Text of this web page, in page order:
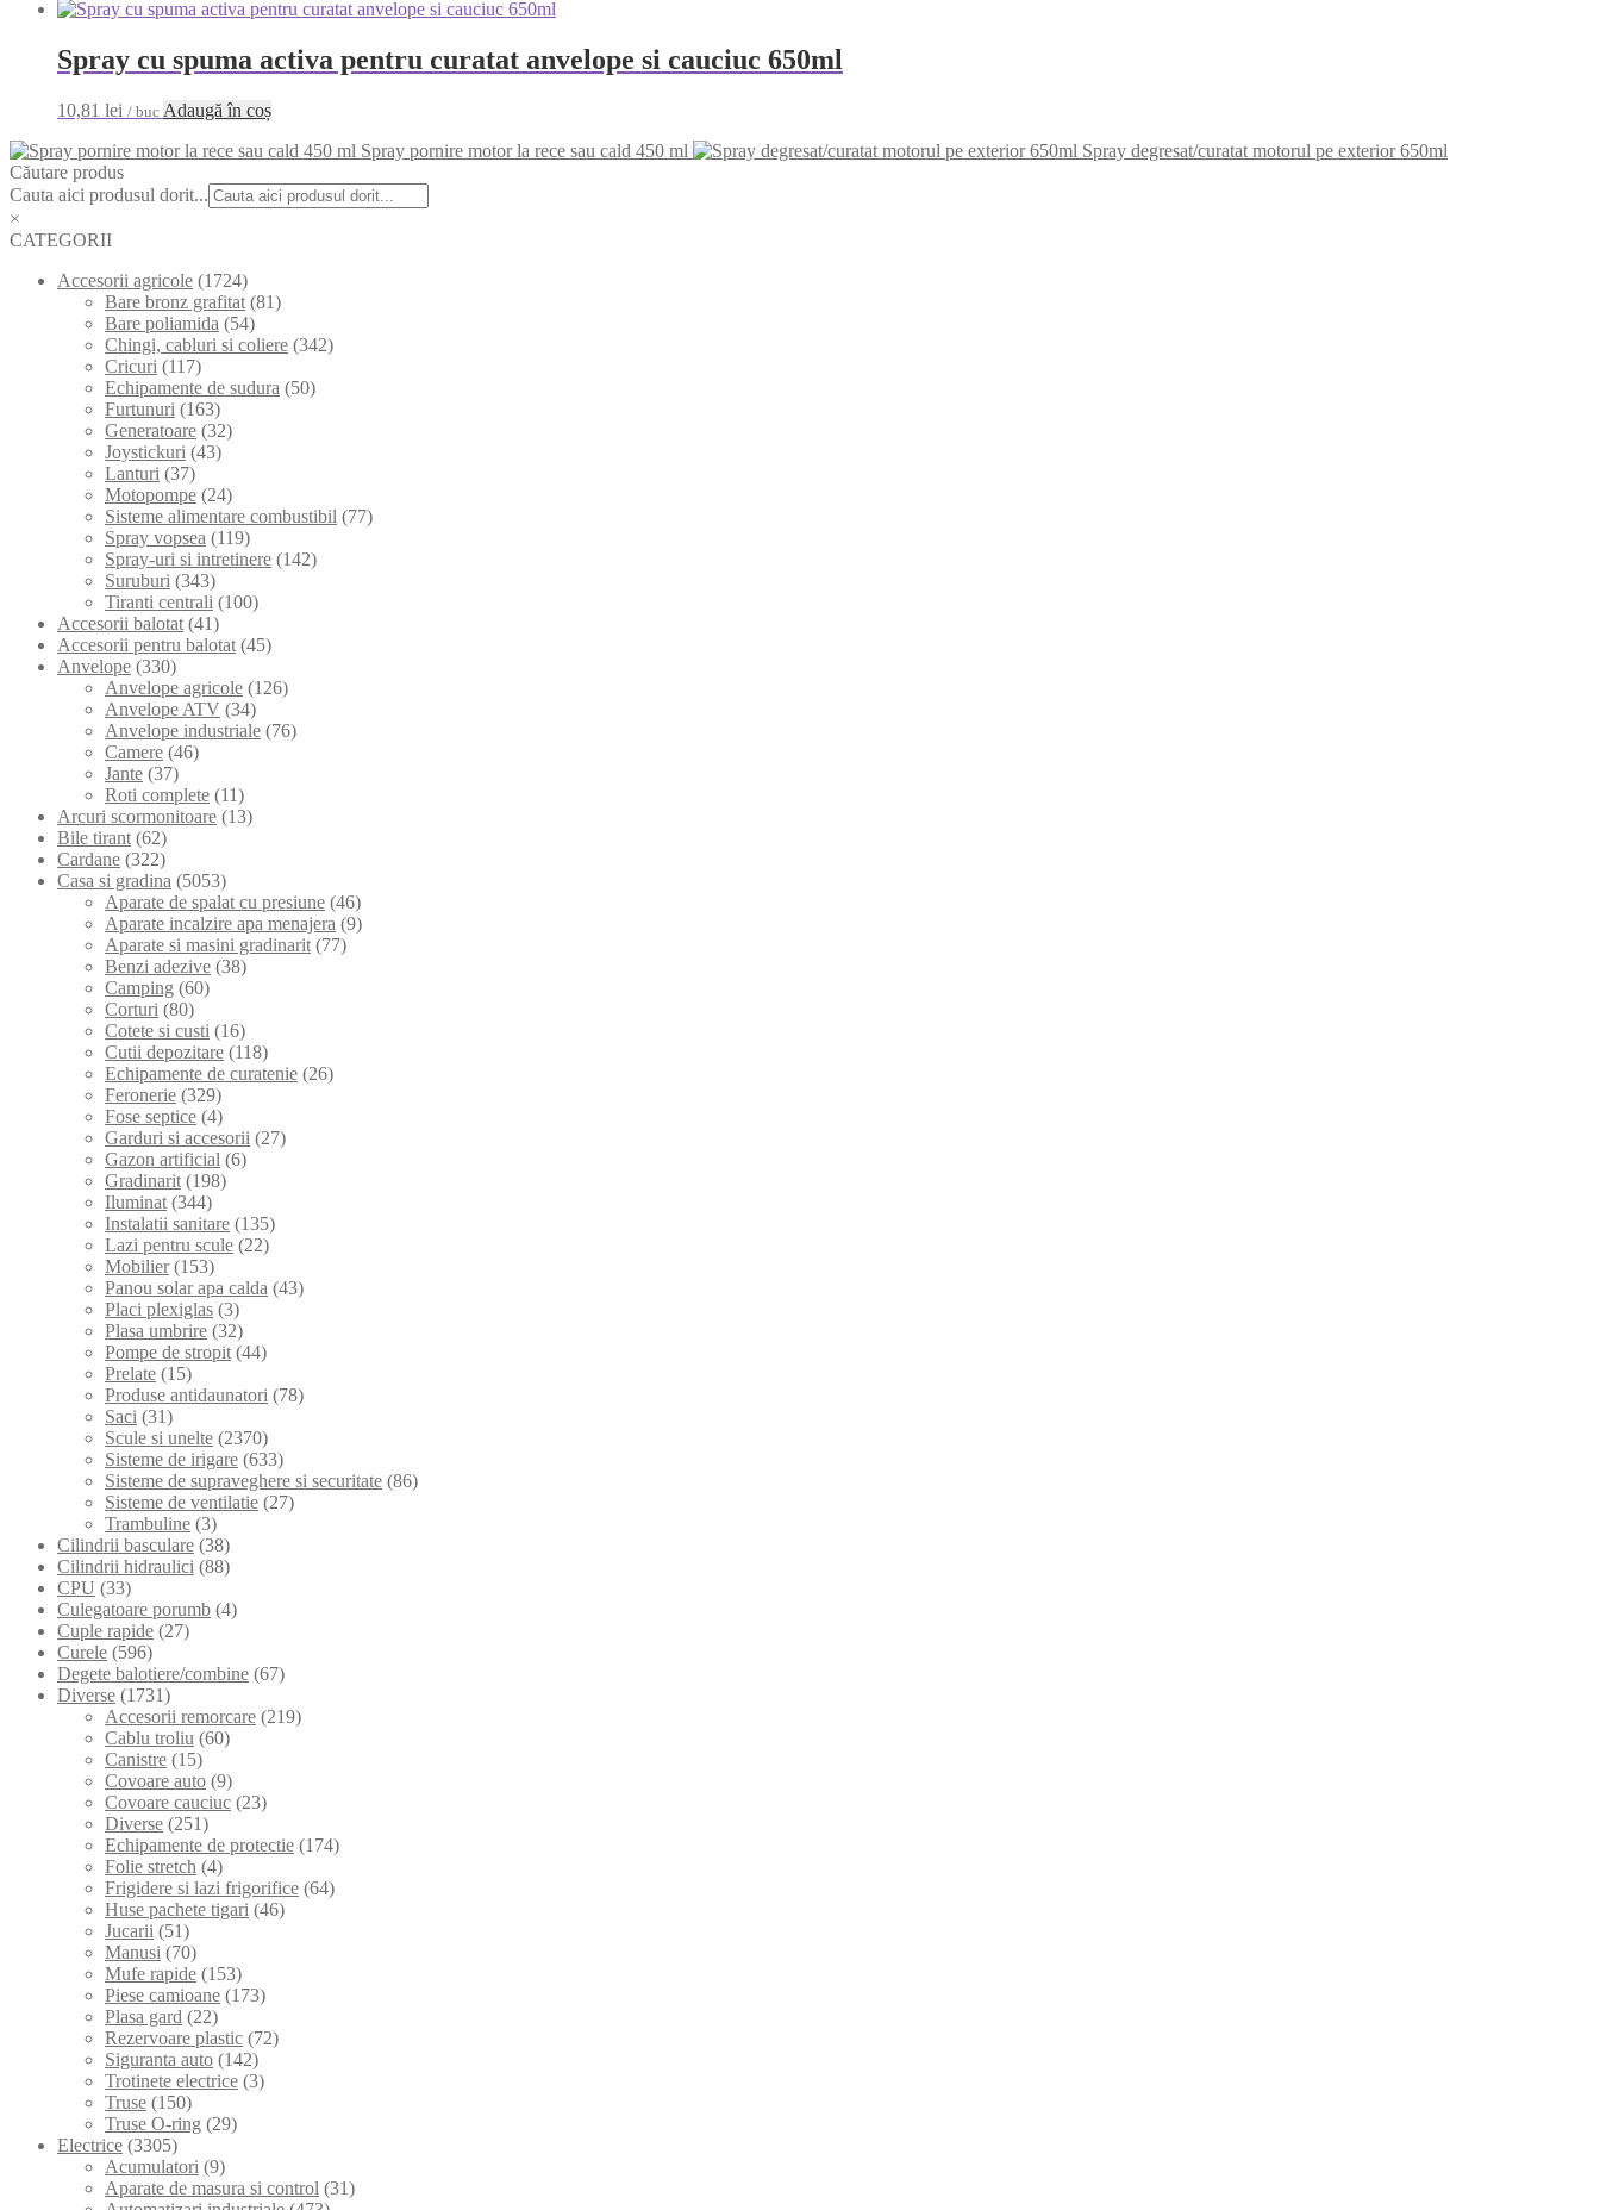
Spray cu spuma activa pentru curatat anvelope si cauciuc 650ml
10,81 lei / buc Adaugă în coș
Spray pornire motor la rece sau cald 450 ml
Spray degresat/curatat motorul pe exterior 650ml
Căutare produs
Cauta aici produsul dorit...
×
CATEGORII
Accesorii agricole (1724)
Bare bronz grafitat (81)
Bare poliamida (54)
Chingi, cabluri si coliere (342)
Cricuri (117)
Echipamente de sudura (50)
Furtunuri (163)
Generatoare (32)
Joystickuri (43)
Lanturi (37)
Motopompe (24)
Sisteme alimentare combustibil (77)
Spray vopsea (119)
Spray-uri si intretinere (142)
Suruburi (343)
Tiranti centrali (100)
Accesorii balotat (41)
Accesorii pentru balotat (45)
Anvelope (330)
Anvelope agricole (126)
Anvelope ATV (34)
Anvelope industriale (76)
Camere (46)
Jante (37)
Roti complete (11)
Arcuri scormonitoare (13)
Bile tirant (62)
Cardane (322)
Casa si gradina (5053)
Aparate de spalat cu presiune (46)
Aparate incalzire apa menajera (9)
Aparate si masini gradinarit (77)
Benzi adezive (38)
Camping (60)
Corturi (80)
Cotete si custi (16)
Cutii depozitare (118)
Echipamente de curatenie (26)
Feronerie (329)
Fose septice (4)
Garduri si accesorii (27)
Gazon artificial (6)
Gradinarit (198)
Iluminat (344)
Instalatii sanitare (135)
Lazi pentru scule (22)
Mobilier (153)
Panou solar apa calda (43)
Placi plexiglas (3)
Plasa umbrire (32)
Pompe de stropit (44)
Prelate (15)
Produse antidaunatori (78)
Saci (31)
Scule si unelte (2370)
Sisteme de irigare (633)
Sisteme de supraveghere si securitate (86)
Sisteme de ventilatie (27)
Trambuline (3)
Cilindrii basculare (38)
Cilindrii hidraulici (88)
CPU (33)
Culegatoare porumb (4)
Cuple rapide (27)
Curele (596)
Degete balotiere/combine (67)
Diverse (1731)
Accesorii remorcare (219)
Cablu troliu (60)
Canistre (15)
Covoare auto (9)
Covoare cauciuc (23)
Diverse (251)
Echipamente de protectie (174)
Folie stretch (4)
Frigidere si lazi frigorifice (64)
Huse pachete tigari (46)
Jucarii (51)
Manusi (70)
Mufe rapide (153)
Piese camioane (173)
Plasa gard (22)
Rezervoare plastic (72)
Siguranta auto (142)
Trotinete electrice (3)
Truse (150)
Truse O-ring (29)
Electrice (3305)
Acumulatori (9)
Aparate de masura si control (31)